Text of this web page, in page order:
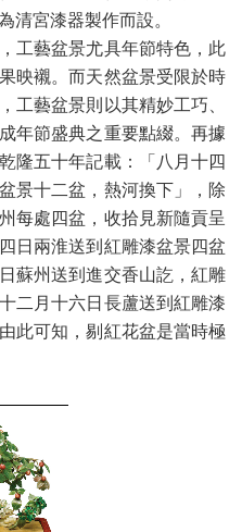
清宮漆器製作而設。
工藝盆景尤具年節特色，此
映襯。而天然盆景受限於時
工藝盆景則以其精妙工巧、
年節盛典之重要點綴。再據
隆五十年記載：「八月十四
景十二盆，熱河換下」，除
每處四盆，收拾見新隨貢呈
日兩淮送到紅雕漆盆景四盆
蘇州送到進交香山訖，紅雕
二月十六日長蘆送到紅雕漆
此可知，剔紅花盆是當時極